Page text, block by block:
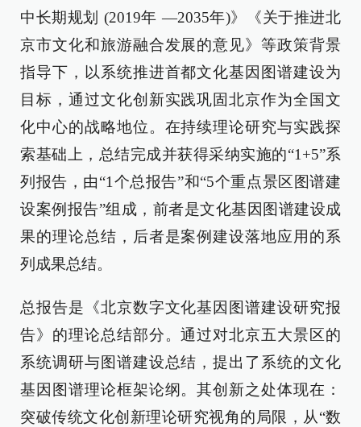
中长期规划 (2019年 —2035年)》《关于推进北
京市文化和旅游融合发展的意见》等政策背景
指导下，以系统推进首都文化基因图谱建设为
目标，通过文化创新实践巩固北京作为全国文
化中心的战略地位。在持续理论研究与实践探
索基础上，总结完成并获得采纳实施的“1+5”系
列报告，由“1个总报告”和“5个重点景区图谱建
设案例报告”组成，前者是文化基因图谱建设成
果的理论总结，后者是案例建设落地应用的系
列成果总结。
总报告是《北京数字文化基因图谱建设研究报
告》的理论总结部分。通过对北京五大景区的
系统调研与图谱建设总结，提出了系统的文化
基因图谱理论框架论纲。其创新之处体现在：
突破传统文化创新理论研究视角的局限，从“数